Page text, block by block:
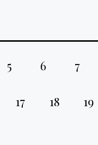
5 6 7
17 18 19